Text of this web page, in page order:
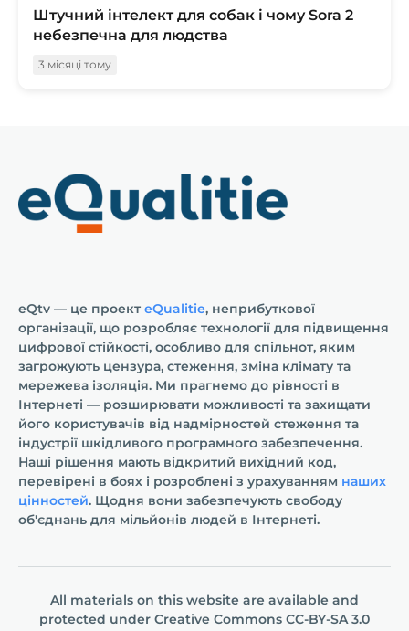
Штучний інтелект для собак і чому Sora 2
небезпечна для людства
3 місяці тому
eQtv — це проект eQualitie, неприбуткової
організації, що розробляє технології для підвищення
цифрової стійкості, особливо для спільнот, яким
загрожують цензура, стеження, зміна клімату та
мережева ізоляція. Ми прагнемо до рівності в
Інтернеті — розширювати можливості та захищати
його користувачів від надмірностей стеження та
індустрії шкідливого програмного забезпечення.
Наші рішення мають відкритий вихідний код,
перевірені в боях і розроблені з урахуванням наших
цінностей. Щодня вони забезпечують свободу
об'єднань для мільйонів людей в Інтернеті.
All materials on this website are available and
protected under Creative Commons СС-BY-SA 3.0